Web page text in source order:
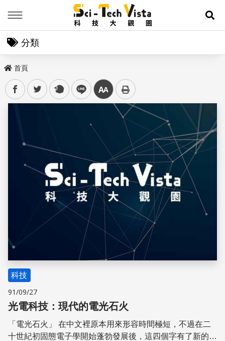
展
分類
首頁
facebooktwitter plurk line 中
儲存
科技
91/09/27
光電科技：現代的電光石火
「電光石火」 在中文裡原本用來形容時間極短，不過在二
十世紀初固態電子學開始蓬勃發展後，這四個字有了新的詮